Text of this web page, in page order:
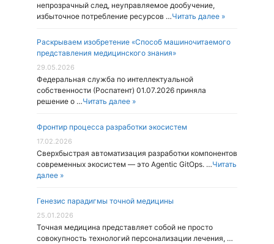
непрозрачный след, неуправляемое дообучение,
избыточное потребление ресурсов …Читать далее »
Раскрываем изобретение «Способ машиночитаемого
представления медицинского знания»
29.05.2026
Федеральная служба по интеллектуальной
собственности (Роспатент) 01.07.2026 приняла
решение о …Читать далее »
Фронтир процесса разработки экосистем
17.02.2026
Cверхбыстрая автоматизация разработки компонентов
современных экосистем — это Agentic GitOps. …Читать
далее »
Генезис парадигмы точной медицины
25.01.2026
Точная медицина представляет собой не просто
совокупность технологий персонализации лечения, …